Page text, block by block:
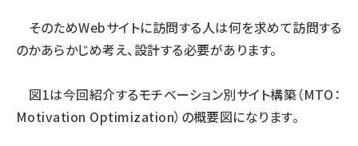
そのためWebサイトに訪問する人は何を求めて訪問する
のかあらかじめ考え、設計する必要があります。
図1は今回紹介するモチベーション別サイト構築（MTO：
Motivation Optimization）の概要図になります。